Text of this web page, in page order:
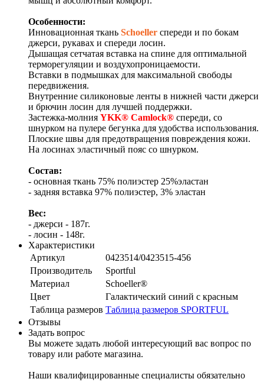
Особенности:
Инновационная ткань Schoeller спереди и по бокам
джерси, рукавах и спереди лосин.
Дышащая сетчатая вставка на спине для оптимальной
терморегуляции и воздухопроницаемости.
Вставки в подмышках для максимальной свободы
передвижения.
Внутренние силиконовые ленты в нижней части джерси
и брючин лосин для лучшей поддержки.
Застежка-молния YKK® Camlock® спереди, со
шнурком на пулере бегунка для удобства использования.
Плоские швы для предотвращения повреждения кожи.
На лосинах эластичный пояс со шнурком.
Состав:
- основная ткань 75% полиэстер 25%эластан
- задняя вставка 97% полиэстер, 3% эластан
Вес:
- джерси - 187г.
- лосин - 148г.
Характеристики
Артикул
0423514/0423515-456
Производитель
Sportful
Материал
Schoeller®
Цвет
Галактический синий с красным
Таблица размеров Таблица размеров SPORTFUL
Отзывы
Задать вопрос
Вы можете задать любой интересующий вас вопрос по
товару или работе магазина.
Наши квалифицированные специалисты обязательно